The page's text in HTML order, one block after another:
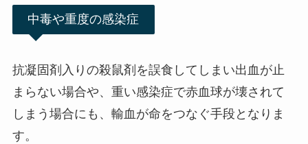
中毒や重度の感染症
抗凝固剤入りの殺鼠剤を誤食してしまい出血が止
まらない場合や、重い感染症で赤血球が壊されて
しまう場合にも、輸血が命をつなぐ手段となりま
す。